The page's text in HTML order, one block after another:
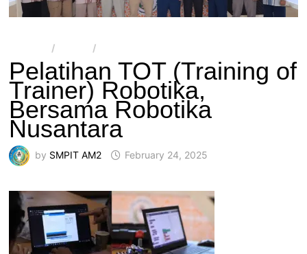
/ /
Pelatihan TOT (Training of
Trainer) Robotika,
Bersama Robotika
Nusantara
by SMPIT AM2 February 24, 2025